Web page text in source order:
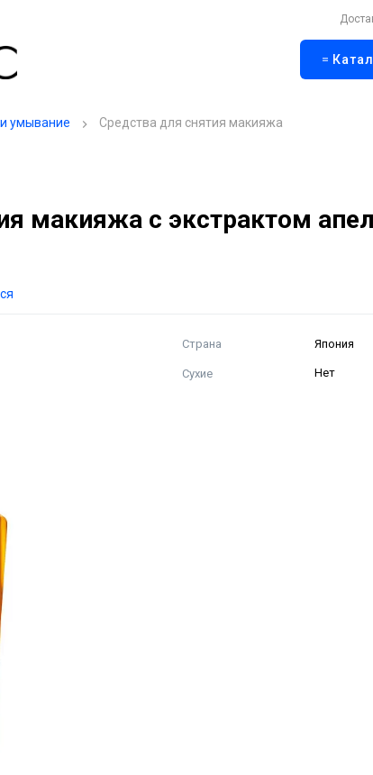
умывание Средства для снятия макияжа
макияжа с экстрактом
Страна Япония
Сухие Нет